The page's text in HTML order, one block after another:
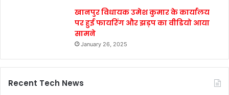
खानपुर विधायक उमेश कुमार के कार्यालय
पर हुई फायरिंग और झड़प का वीडियो आया
सामने
January 26, 2025
Recent Tech News